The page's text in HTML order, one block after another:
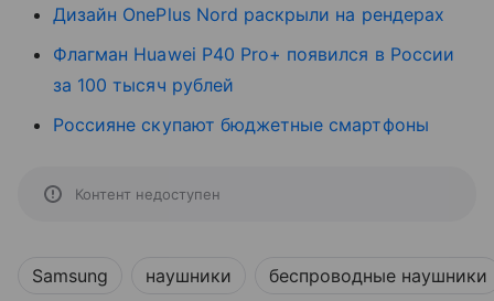
Дизайн OnePlus Nord раскрыли на рендерах
Флагман Huawei P40 Pro+ появился в России
за 100 тысяч рублей
Россияне скупают бюджетные смартфоны
Контент недоступен
Samsung наушники беспроводные наушники